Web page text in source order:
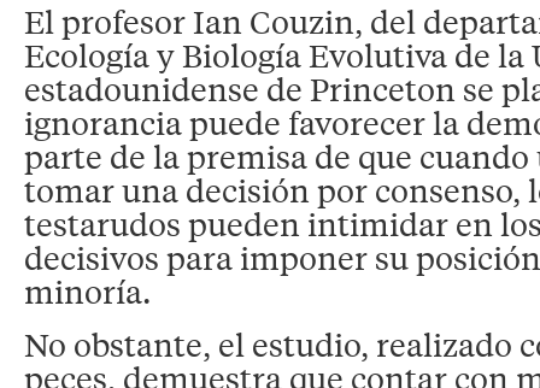
El profesor Ian Couzin, del
Ecología y Biología Evolutiva de
estadounidense de Princeton se
ignorancia puede favorecer la
parte de la premisa de que
tomar una decisión por consenso,
testarudos pueden intimidar en
decisivos para imponer su
minoría.
No obstante, el estudio, realizado
peces, demuestra que contar con